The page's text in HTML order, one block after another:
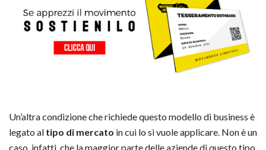
Un’altra condizione che richiede questo modello di business è
legato al tipo di mercato in cui lo si vuole applicare. Non è un
caso, infatti, che la maggior parte delle aziende di questo tipo